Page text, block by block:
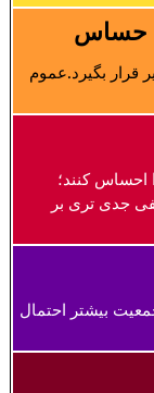
حساس
بگیرد.عموم
کنند؛
جدی تری بر
بیشتر احتمال